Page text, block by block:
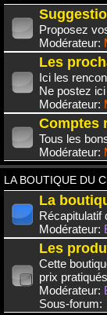
Proposez
Modérateur:
Les
Ici les
Ne postez
Modérateur:
Comptes
Tous les
Modérateur:
LA BOUTIQUE DU
La
Récapitulatif
Modérateur:
Les
Cette
prix pratiqués
Modérateur:
Sous-forum: